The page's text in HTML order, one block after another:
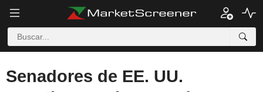
Senadores de EE. UU.